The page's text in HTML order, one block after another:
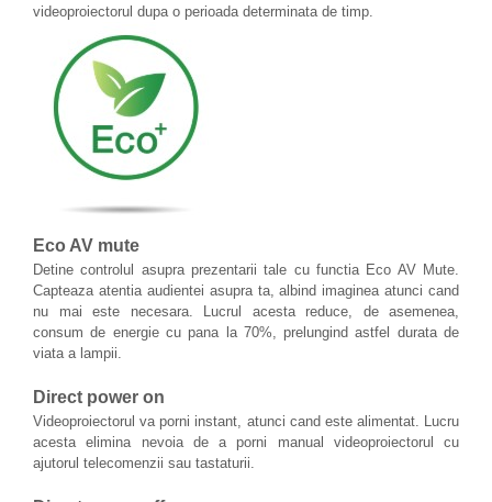
videoproiectorul dupa o perioada determinata de timp.
Eco AV mute
Detine controlul asupra prezentarii tale cu functia Eco AV Mute.
Capteaza atentia audientei asupra ta, albind imaginea atunci cand
nu mai este necesara. Lucrul acesta reduce, de asemenea,
consum de energie cu pana la 70%, prelungind astfel durata de
viata a lampii.
Direct power on
Videoproiectorul va porni instant, atunci cand este alimentat. Lucru
acesta elimina nevoia de a porni manual videoproiectorul cu
ajutorul telecomenzii sau tastaturii.